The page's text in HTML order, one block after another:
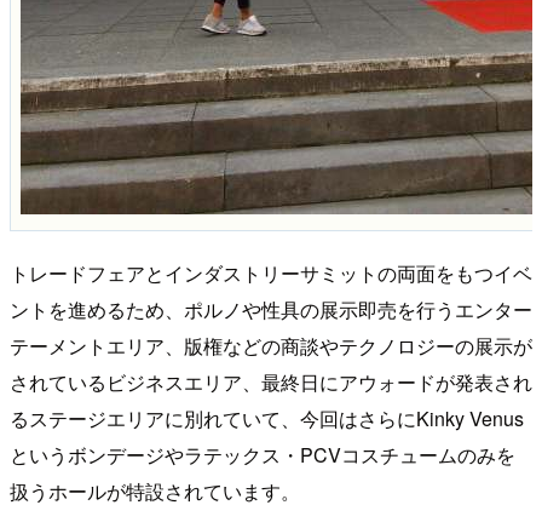
トレードフェアとインダストリーサミットの両面をもつイベ
ントを進めるため、ポルノや性具の展示即売を行うエンター
テーメントエリア、版権などの商談やテクノロジーの展示が
されているビジネスエリア、最終日にアウォードが発表され
るステージエリアに別れていて、今回はさらにKinky Venus
というボンデージやラテックス・PCVコスチュームのみを
扱うホールが特設されています。